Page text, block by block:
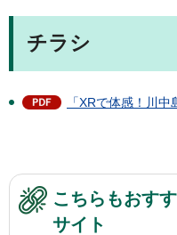
チラシ
「XRで体感！川
こちらもおす
サイト